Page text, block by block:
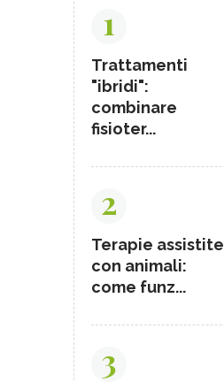
1
Trattamenti
"ibridi":
combinare
fisioter...
2
Terapie assistite
con animali:
come funz...
3